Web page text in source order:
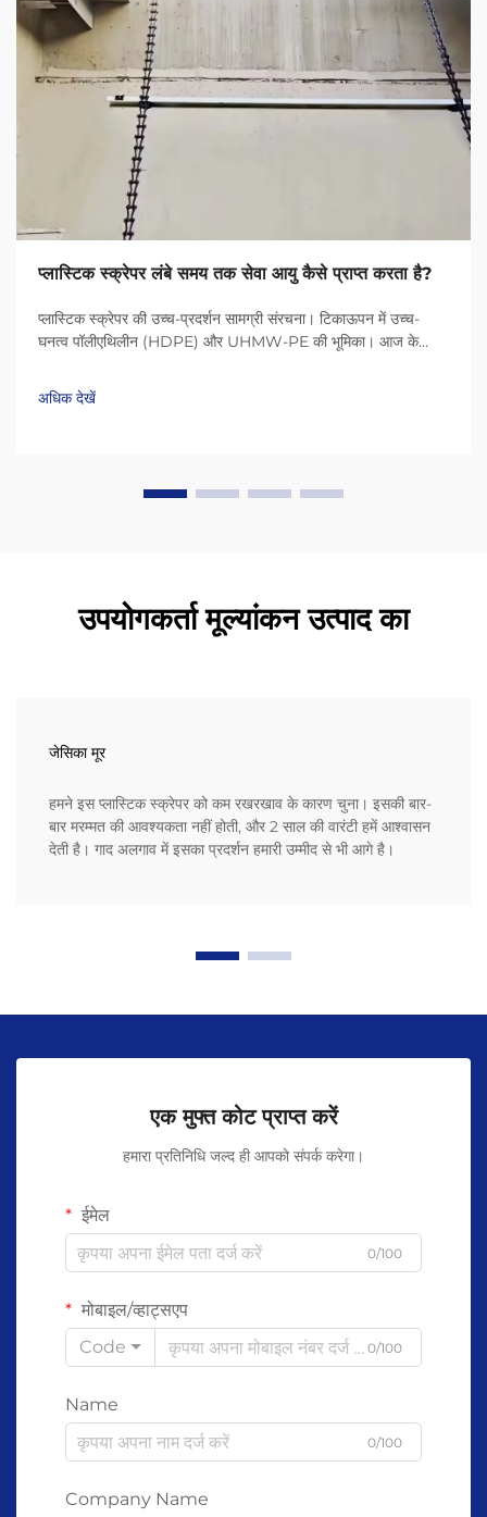
प्लास्टिक स्क्रेपर लंबे समय तक सेवा आयु कैसे प्राप्त करता है?
प्लास्टिक स्क्रेपर की उच्च-प्रदर्शन सामग्री संरचना। टिकाऊपन में उच्च-
घनत्व पॉलीएथिलीन (HDPE) और UHMW-PE की भूमिका। आज के
(अल्ट्रा-हाई मॉलिक्यूलर वेट पॉलीएथिलीन) जैसी सामग्री के कारण बहुत लंबे
समय तक चलते हैं...
अधिक देखें
उपयोगकर्ता मूल्यांकन उत्पाद का
जेसिका मूर
हमने इस प्लास्टिक स्क्रेपर को कम रखरखाव के कारण चुना। इसकी बार-
बार मरम्मत की आवश्यकता नहीं होती, और 2 साल की वारंटी हमें आश्वासन
देती है। गाद अलगाव में इसका प्रदर्शन हमारी उम्मीद से भी आगे है।
एक मुफ्त कोट प्राप्त करें
हमारा प्रतिनिधि जल्द ही आपको संपर्क करेगा।
ईमेल
0/100
मोबाइल/व्हाट्सएप
Code
0/100
Name
0/100
Company Name